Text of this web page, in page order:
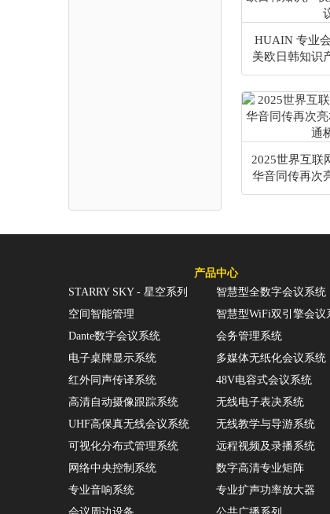
HUAIN 专业
美欧日韩知识
长
2025世界互联
华音同传再次
沟
产品中心
STARRY SKY - 星空系列
智慧型全数字会议系统
空间智能管理
智慧型WiFi双引擎会议
Dante数字会议系统
会务管理系统
电子桌牌显示系统
多媒体无纸化会议系统
红外同声传译系统
48V电容式会议系统
高清自动摄像跟踪系统
无线电子表决系统
UHF高保真无线会议系统
无线教学与导游系统
可视化分布式管理系统
远程视频及录播系统
网络中央控制系统
数字高清专业矩阵
专业音响系统
专业扩声功率放大器